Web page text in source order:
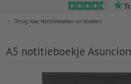
Terug naar Notitieboeken en blokken
A5 notitieboekje Asuncion